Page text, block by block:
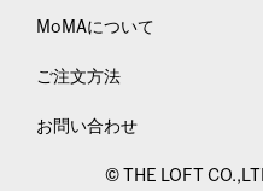
MoMAについて
ご注文方法
お問い合わせ
© THE LOFT